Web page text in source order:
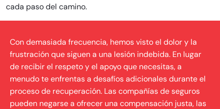
cada paso del camino.
Con demasiada frecuencia, hemos visto el dolor y la
frustración que siguen a una lesión indebida. En lugar
de recibir el respeto y el apoyo que necesitas, a
menudo te enfrentas a desafíos adicionales durante el
proceso de recuperación. Las compañías de seguros
pueden negarse a ofrecer una compensación justa, las